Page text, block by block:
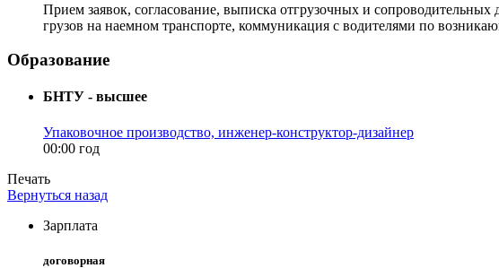
Прием заявок, согласование, выписка отгрузочных и
грузов на наемном транспорте, коммуникация с водителями по
Образование
БНТУ - высшее
Упаковочное производство, инженер-конструктор-дизайнер
00:00 год
Печать
Вернуться назад
Зарплата
договорная